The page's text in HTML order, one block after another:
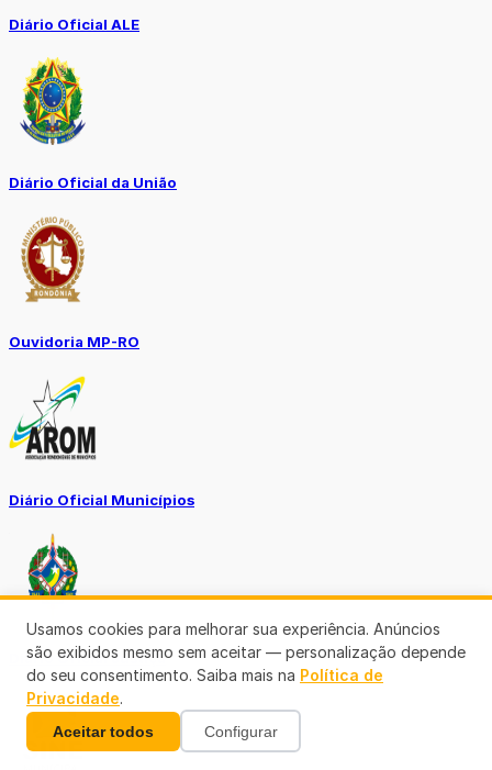
Diário Oficial ALE
Diário Oficial da União
Ouvidoria MP-RO
Diário Oficial Municípios
Diario Oficial Justiça
Usamos cookies para melhorar sua experiência. Anúncios
são exibidos mesmo sem aceitar — personalização depende
do seu consentimento. Saiba mais na Política de
Privacidade.
Aceitar todos Configurar